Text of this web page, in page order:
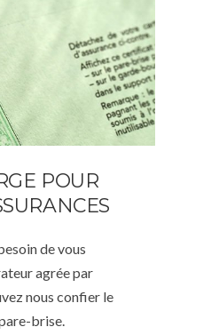
POUR
de vous
agrée par
nous confier le
brise.